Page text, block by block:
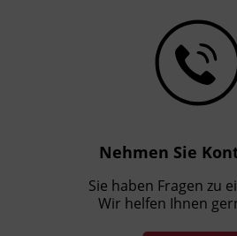
Nehmen Sie
Sie haben Fragen zu
Wir helfen Ihnen